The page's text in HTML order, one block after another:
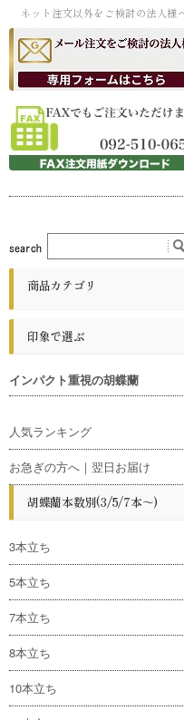
ネット注文以外をご検討の法人様
商品カテゴリ
印象で選ぶ
インパクト重視の胡蝶蘭
人気ランキング
お急ぎの方へ｜翌日お届け
胡蝶蘭本数別(3/5/7本～)
3本立ち
5本立ち
7本立ち
8本立ち
10本立ち